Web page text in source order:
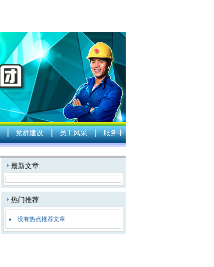
党群建设 员工风采
服务中
最新文章
热门推荐
没有热点推荐文章